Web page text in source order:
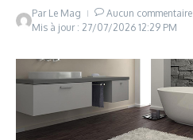
Par Le Mag Aucun commentaire
Mis à jour : 27/07/2026 12:29 PM